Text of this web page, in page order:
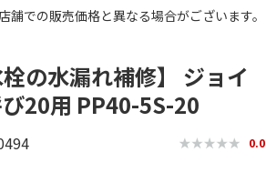
舗での販売価格と異なる場合がございます。
の水漏れ補修】 ジョイ
20用 PP40-5S-20
0.0